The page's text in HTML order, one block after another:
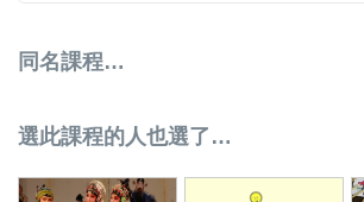
同名課程…
選此課程的人也選了…